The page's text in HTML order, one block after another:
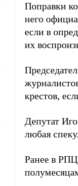
Поправки
него
если в
их
крестов,
Депутат
любая
Ранее в РПЦ